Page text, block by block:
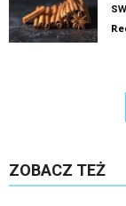
ZOBACZ TEŻ